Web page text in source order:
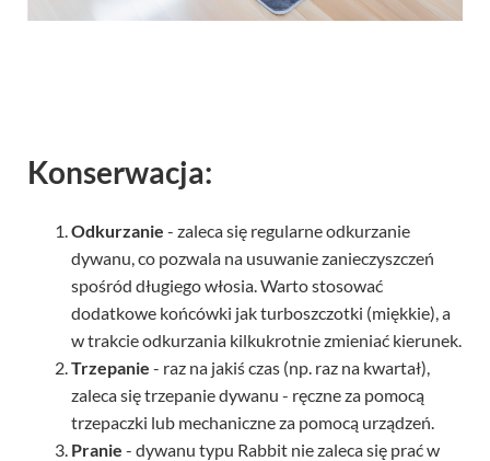
Konserwacja:
Odkurzanie - zaleca się regularne odkurzanie
dywanu, co pozwala na usuwanie zanieczyszczeń
spośród długiego włosia. Warto stosować
dodatkowe końcówki jak turboszczotki (miękkie), a
w trakcie odkurzania kilkukrotnie zmieniać kierunek.
Trzepanie - raz na jakiś czas (np. raz na kwartał),
zaleca się trzepanie dywanu - ręczne za pomocą
trzepaczki lub mechaniczne za pomocą urządzeń.
Pranie - dywanu typu Rabbit nie zaleca się prać w